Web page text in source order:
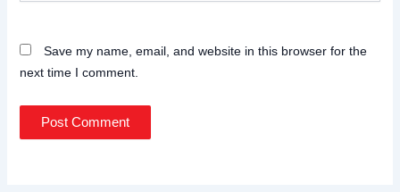
Save my name, email, and website in this browser for the
next time I comment.